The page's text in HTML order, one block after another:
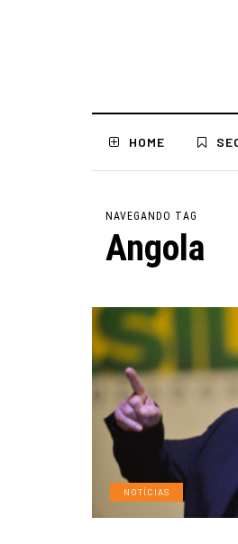
HOME
NAVEGANDO TAG
Angola
NOTÍCIAS